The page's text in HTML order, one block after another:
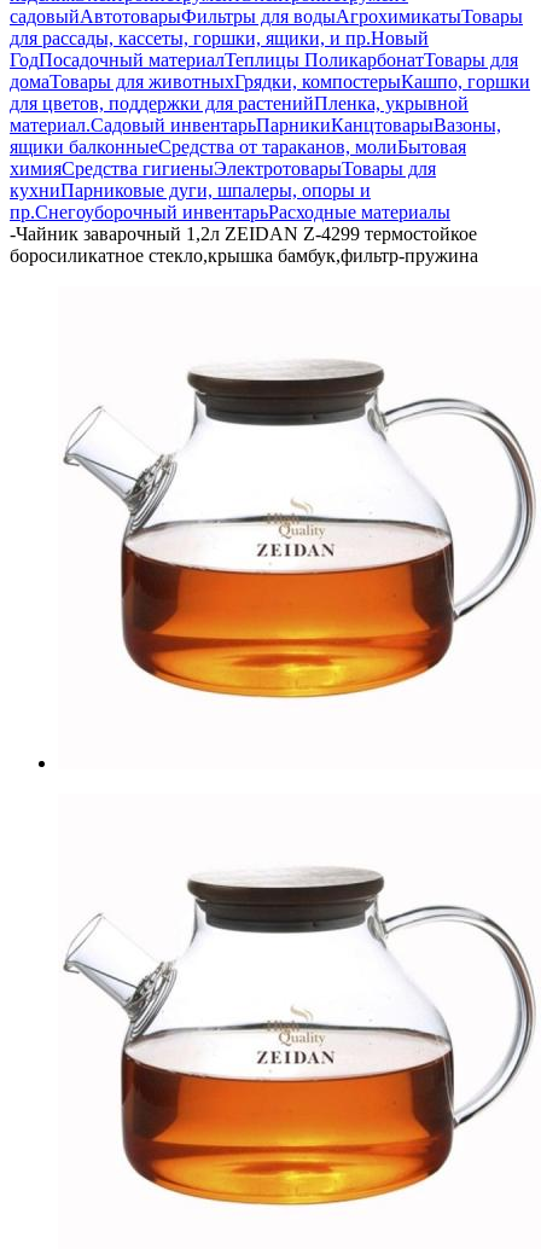
садовыйАвтотоварыФильтры для водыАгрохимикатыТовары
для рассады, кассеты, горшки, ящики, и пр.Новый
ГодПосадочный материалТеплицы ПоликарбонатТовары для
домаТовары для животныхГрядки, компостерыКашпо, горшки
для цветов, поддержки для растенийПленка, укрывной
материал.Садовый инвентарьПарникиКанцтоварыВазоны,
ящики балконныеСредства от тараканов, молиБытовая
химияСредства гигиеныЭлектротоварыТовары для
кухниПарниковые дуги, шпалеры, опоры и
пр.Снегоуборочный инвентарьРасходные материалы
-Чайник заварочный 1,2л ZEIDAN Z-4299 термостойкое
боросиликатное стекло,крышка бамбук,фильтр-пружина